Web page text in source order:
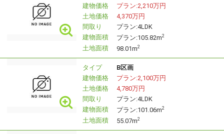
(3) 納得見学コース(所要時間:～3時間程)
気になる物件のご案内はもちろん、小学校・中学校などの
近隣施設や資金計画のお得な組み立て方などの
詳しいご相談も含めて御案内させて頂きます。
建物価格
プラン:2,210万円
土地価格
4,370万円
間取り
プラン:4LDK
建物面積
プラン:105.82m2
土地面積 98.01m2
タイプ
B区画
建物価格
プラン:2,100万円
土地価格
4,780万円
間取り
プラン:4LDK
建物面積
プラン:101.06m2
土地面積 55.07m2